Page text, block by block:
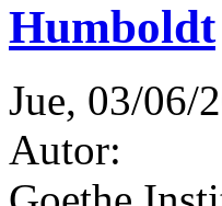
Humboldt
Jue, 03/
Autor: